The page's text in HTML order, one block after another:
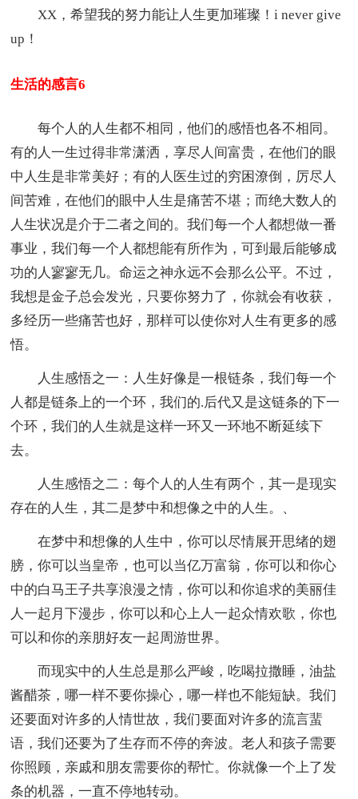
XX，希望我的努力能让人生更加璀璨！i never give
up！
生活的感言6
每个人的人生都不相同，他们的感悟也各不相同。
有的人一生过得非常潇洒，享尽人间富贵，在他们的眼
中人生是非常美好；有的人医生过的穷困潦倒，厉尽人
间苦难，在他们的眼中人生是痛苦不堪；而绝大数人的
人生状况是介于二者之间的。我们每一个人都想做一番
事业，我们每一个人都想能有所作为，可到最后能够成
功的人寥寥无几。命运之神永远不会那么公平。不过，
我想是金子总会发光，只要你努力了，你就会有收获，
多经历一些痛苦也好，那样可以使你对人生有更多的感
悟。
人生感悟之一：人生好像是一根链条，我们每一个
人都是链条上的一个环，我们的.后代又是这链条的下一
个环，我们的人生就是这样一环又一环地不断延续下
去。
人生感悟之二：每个人的人生有两个，其一是现实
存在的人生，其二是梦中和想像之中的人生。、
在梦中和想像的人生中，你可以尽情展开思绪的翅
膀，你可以当皇帝，也可以当亿万富翁，你可以和你心
中的白马王子共享浪漫之情，你可以和你追求的美丽佳
人一起月下漫步，你可以和心上人一起众情欢歌，你也
可以和你的亲朋好友一起周游世界。
而现实中的人生总是那么严峻，吃喝拉撒睡，油盐
酱醋茶，哪一样不要你操心，哪一样也不能短缺。我们
还要面对许多的人情世故，我们要面对许多的流言蜚
语，我们还要为了生存而不停的奔波。老人和孩子需要
你照顾，亲戚和朋友需要你的帮忙。你就像一个上了发
条的机器，一直不停地转动。